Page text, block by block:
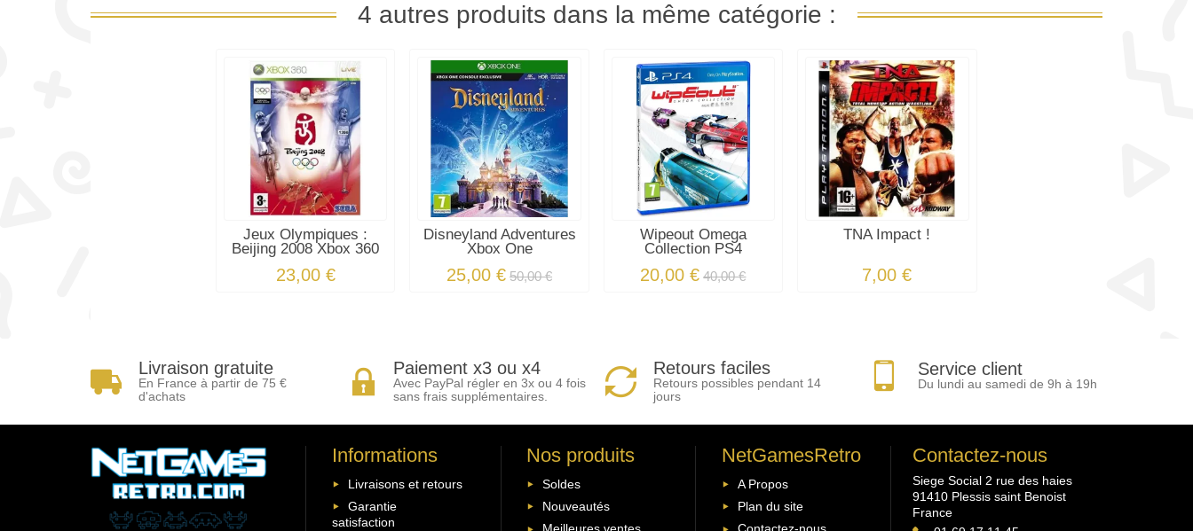
4 autres produits dans la même catégorie :
Jeux Olympiques :
Beijing 2008 Xbox 360
23,00 €
Disneyland Adventures
Xbox One
25,00 € 50,00 €
Wipeout Omega
Collection PS4
20,00 € 40,00 €
TNA Impact !
7,00 €
Livraison gratuite
En France à partir de 75 €
d'achats
Paiement x3 ou x4
Avec PayPal régler en 3x ou 4 fois
sans frais supplémentaires.
Retours faciles
Retours possibles pendant 14
jours
Service client
Du lundi au samedi de 9h à 19h
Informations
Livraisons et retours
Garantie
satisfaction
Nos produits
Soldes
Nouveautés
NetGamesRetro
A Propos
Plan du site
Contactez-nous
Siege Social 2 rue des haies
91410 Plessis saint Benoist
France